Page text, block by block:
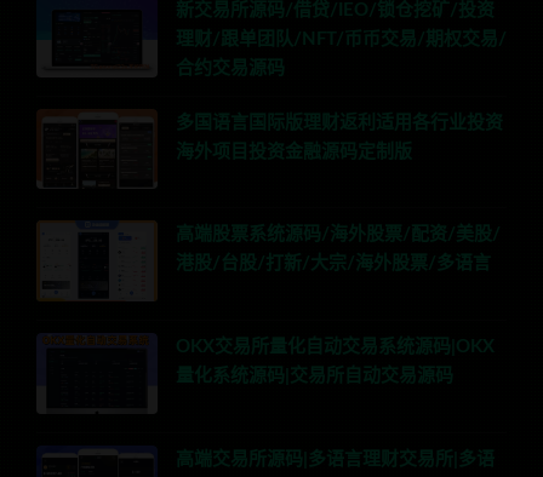
新交易所源码/借贷/IEO/锁仓挖矿/投资
理财/跟单团队/NFT/币币交易/期权交易/
合约交易源码
多国语言国际版理财返利适用各行业投资
海外项目投资金融源码定制版
高端股票系统源码/海外股票/配资/美股/
港股/台股/打新/大宗/海外股票/多语言
OKX交易所量化自动交易系统源码|OKX
量化系统源码|交易所自动交易源码
高端交易所源码|多语言理财交易所|多语